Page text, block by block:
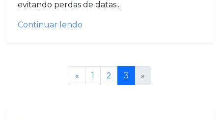
evitando perdas de datas...
Continuar lendo
« 1 2 3 »